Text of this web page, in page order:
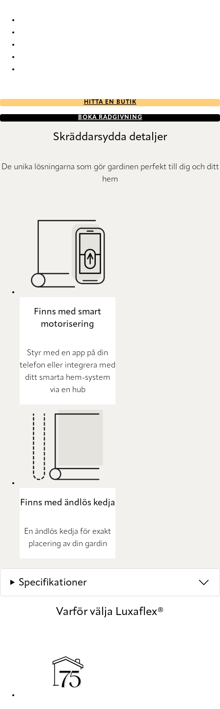
HITTA EN BUTIK
BOKA RÅDGIVNING
Skräddarsydda detaljer
De unika lösningarna som gör gardinen perfekt till dig och ditt
hem
Finns med smart
motorisering
Styr med en app på din
telefon eller integrera med
ditt smarta hem-system
via en hub
Finns med ändlös kedja
En ändlös kedja för exakt
placering av din gardin
Specifikationer
Varför välja Luxaflex®